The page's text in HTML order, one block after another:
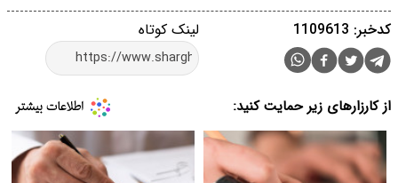
لینک کوتاه کدخبر: 1109613
از کارزارهای زیر حمایت کنید: